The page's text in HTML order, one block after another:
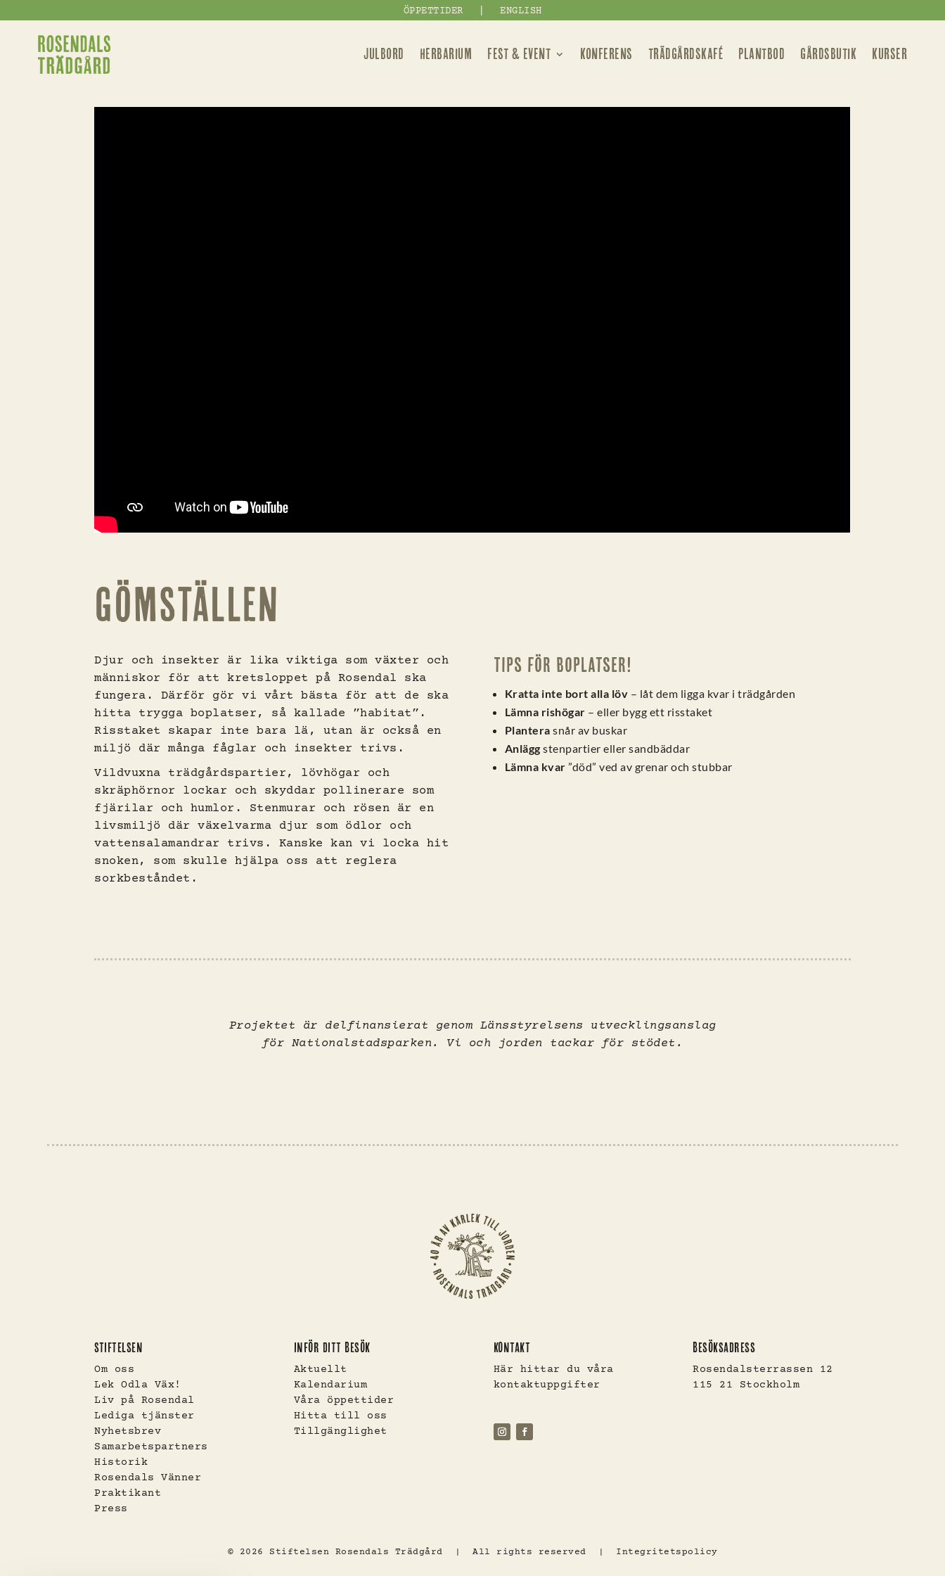
ÖPPETTIDER ENGLISH
JULBORD HERBARIUM FEST & EVENT KONFERENS TRÄDGÅRDSKAFÉ PLANTBOD GÅRDSBUTIK KURSER
GÖMSTÄLLEN
Djur och insekter är lika viktiga som växter och
människor för att kretsloppet på Rosendal ska
fungera. Därför gör vi vårt bästa för att de ska
hitta trygga boplatser, så kallade ”habitat”.
Risstaket skapar inte bara lä, utan är också en
miljö där många fåglar och insekter trivs.
Vildvuxna trädgårdspartier, lövhögar och
skräphörnor lockar och skyddar pollinerare som
fjärilar och humlor. Stenmurar och rösen är en
livsmiljö där växelvarma djur som ödlor och
vattensalamandrar trivs. Kanske kan vi locka hit
snoken, som skulle hjälpa oss att reglera
sorkbeståndet.
Tips för boplatser!
Kratta inte bort alla löv – låt dem ligga kvar i trädgården
Lämna rishögar – eller bygg ett risstaket
Plantera snår av buskar
Anlägg stenpartier eller sandbäddar
Lämna kvar ”död” ved av grenar och stubbar
Projektet är delfinansierat genom Länsstyrelsens utvecklingsanslag
för Nationalstadsparken. Vi och jorden tackar för stödet.
STIFTELSEN
Om oss
Lek Odla Väx!
Liv på Rosendal
Lediga tjänster
Nyhetsbrev
Samarbetspartners
Historik
Rosendals Vänner
Praktikant
Press
INFÖR DITT BESÖK
Aktuellt
Kalendarium
Våra öppettider
Hitta till oss
Tillgänglighet
KONTAKT
Här hittar du våra
kontaktuppgifter
BESÖKSADRESS
Rosendalsterrassen 12
115 21 Stockholm
© 2026 Stiftelsen Rosendals Trädgård | All rights reserved | Integritetspolicy